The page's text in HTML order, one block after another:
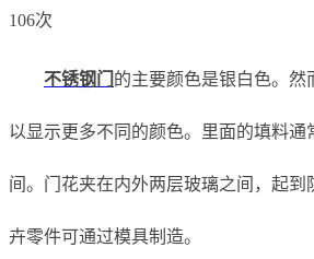
106次
不锈钢门 的主要颜色是银白色。然
以显示更多不同的颜色。里面的填料通
间。门花夹在内外两层玻璃之间，起到
卉零件可通过模具制造。